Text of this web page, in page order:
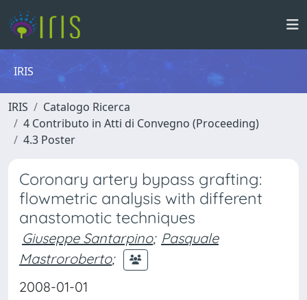
IRIS
IRIS
Catalogo Ricerca
4 Contributo in Atti di Convegno (Proceeding)
4.3 Poster
Coronary artery bypass grafting:
flowmetric analysis with different
anastomotic techniques
Giuseppe Santarpino; Pasquale
Mastroroberto;
2008-01-01